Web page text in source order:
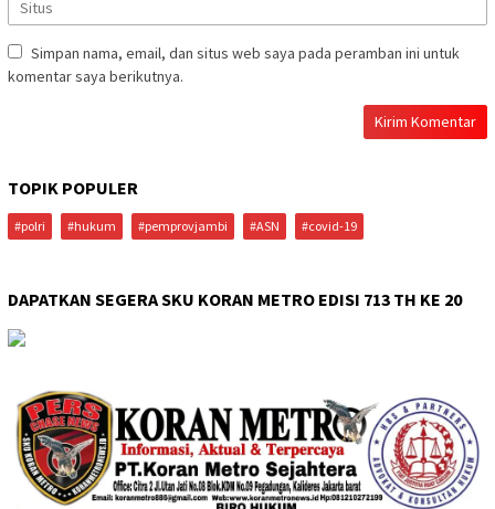
Simpan nama, email, dan situs web saya pada peramban ini untuk
komentar saya berikutnya.
TOPIK POPULER
#polri #hukum #pemprovjambi #ASN #covid-19
DAPATKAN SEGERA SKU KORAN METRO EDISI 713 TH KE 20